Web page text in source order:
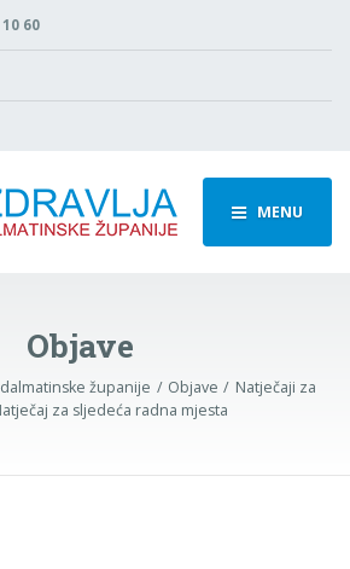
60
MENU
Objave
županije Objave
Natječaji za
za sljedeća radna mjesta